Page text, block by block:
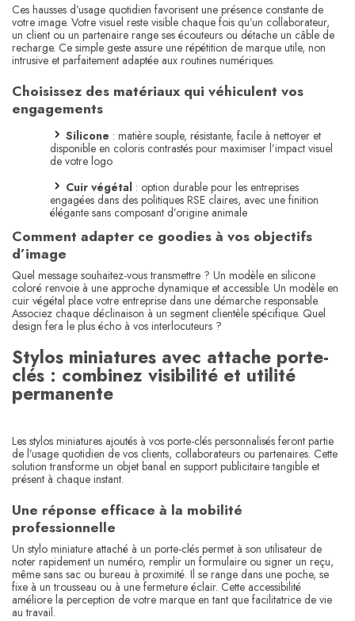
Ces hausses d’usage quotidien favorisent une présence constante de
votre image. Votre visuel reste visible chaque fois qu’un collaborateur,
un client ou un partenaire range ses écouteurs ou détache un câble de
recharge. Ce simple geste assure une répétition de marque utile, non
intrusive et parfaitement adaptée aux routines numériques.
Choisissez des matériaux qui véhiculent vos
engagements
Silicone : matière souple, résistante, facile à nettoyer et
disponible en coloris contrastés pour maximiser l’impact visuel
de votre logo
Cuir végétal : option durable pour les entreprises
engagées dans des politiques RSE claires, avec une finition
élégante sans composant d’origine animale
Comment adapter ce goodies à vos objectifs
d’image
Quel message souhaitez-vous transmettre ? Un modèle en silicone
coloré renvoie à une approche dynamique et accessible. Un modèle en
cuir végétal place votre entreprise dans une démarche responsable.
Associez chaque déclinaison à un segment clientèle spécifique. Quel
design fera le plus écho à vos interlocuteurs ?
Stylos miniatures avec attache porte-
clés : combinez visibilité et utilité
permanente
Les stylos miniatures ajoutés à vos porte-clés personnalisés feront partie
de l’usage quotidien de vos clients, collaborateurs ou partenaires. Cette
solution transforme un objet banal en support publicitaire tangible et
présent à chaque instant.
Une réponse efficace à la mobilité
professionnelle
Un stylo miniature attaché à un porte-clés permet à son utilisateur de
noter rapidement un numéro, remplir un formulaire ou signer un reçu,
même sans sac ou bureau à proximité. Il se range dans une poche, se
fixe à un trousseau ou à une fermeture éclair. Cette accessibilité
améliore la perception de votre marque en tant que facilitatrice de vie
au travail.